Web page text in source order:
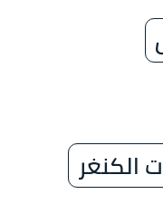
الكنغر